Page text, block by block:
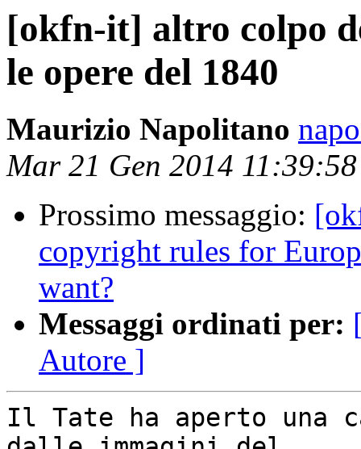
[okfn-it] altro colpo
le opere del 1840
Maurizio Napolitano
Mar 21 Gen 2014
Prossimo messaggio:
copyright rules for
want?
Messaggi ordinati per:
Autore ]
Il Tate ha aperto una